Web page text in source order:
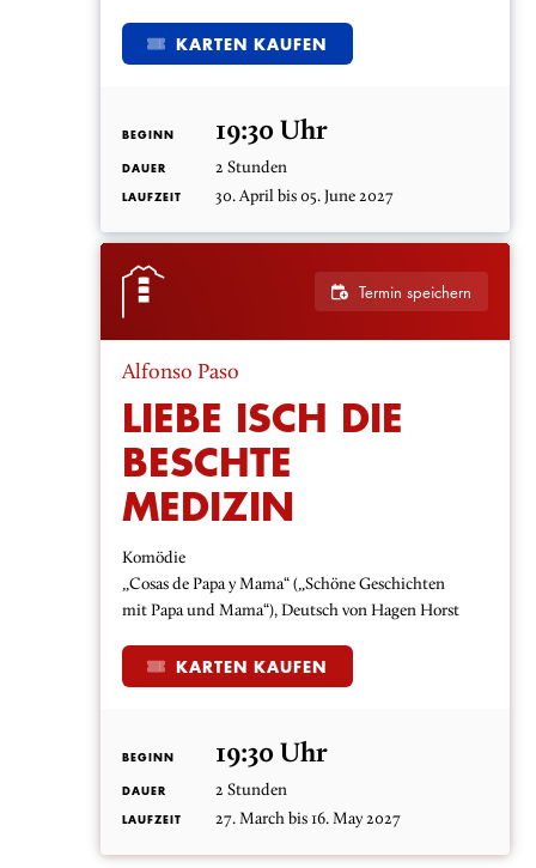
KARTEN KAUFEN
BEGINN 19:30 Uhr
DAUER 2 Stunden
LAUFZEIT 30. April bis 05. June 2027
Termin speichern
Alfonso Paso
LIEBE ISCH DIE
BESCHTE
MEDIZIN
Komödie
„Cosas de Papa y Mama“ („Schöne Geschichten
mit Papa und Mama“), Deutsch von Hagen Horst
KARTEN KAUFEN
BEGINN 19:30 Uhr
DAUER 2 Stunden
LAUFZEIT 27. March bis 16. May 2027